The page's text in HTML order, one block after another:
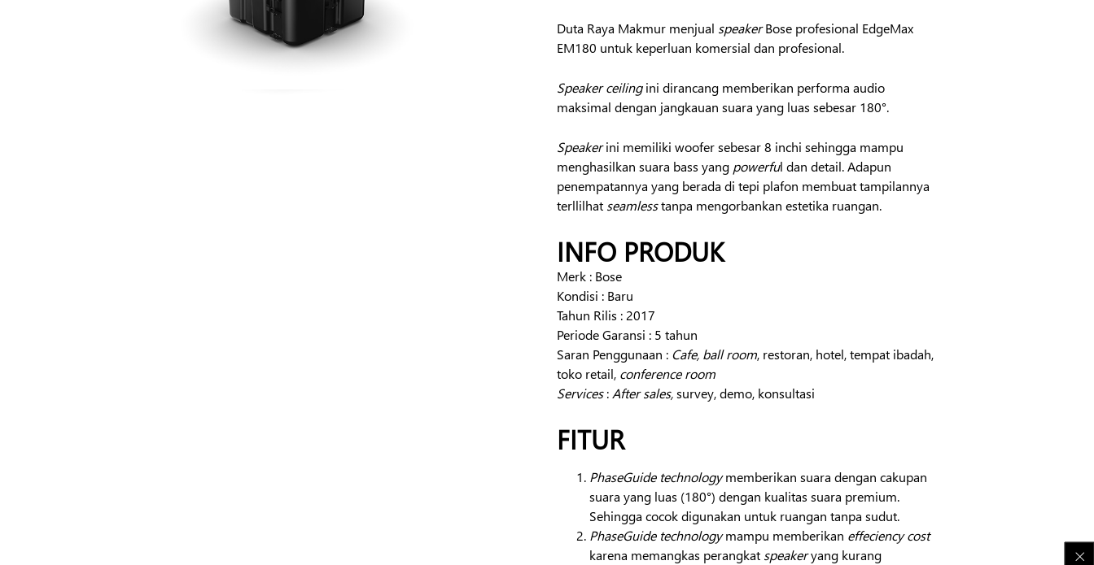
Duta Raya Makmur menjual speakerBose profesional EdgeMax
EM180 untuk keperluan komersial dan profesional.
Speaker ceilingini dirancang memberikan performa audio
maksimal dengan jangkauan suara yang luas sebesar 180°.
Speakerini memiliki woofer sebesar 8 inchi sehingga mampu
menghasilkan suara bass yangpowerful dan detail. Adapun
penempatannya yang berada di tepi plafon membuat tampilannya
terllilhat seamlesstanpa mengorbankan estetika ruangan.
INFO PRODUK
Merk : Bose
Kondisi : Baru
Tahun Rilis : 2017
Periode Garansi : 5 tahun
Saran Penggunaan : Cafe, ball room, restoran, hotel, tempat ibadah,
toko retail, conference room
Services: After sales,survey, demo, konsultasi
FITUR
PhaseGuide technologymemberikan suara dengan cakupan
suara yang luas (180°) dengan kualitas suara premium.
Sehingga cocok digunakan untuk ruangan tanpa sudut.
PhaseGuide technologymampu memberikan effeciency cost
karena memangkas perangkat speakeryang kurang